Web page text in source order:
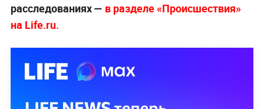
расследованиях — в разделе «Происшествия»
на Life.ru.